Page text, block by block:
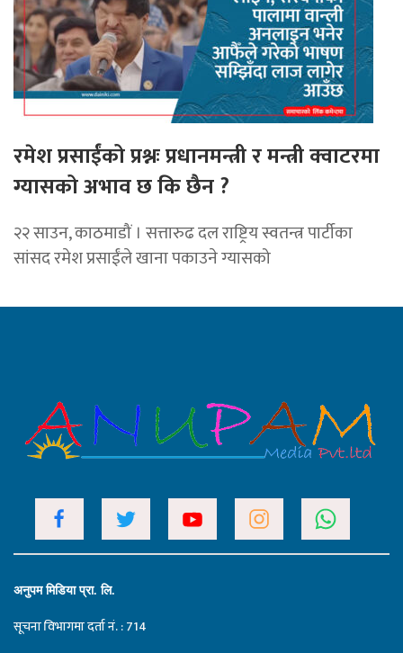
रमेश प्रसाईंको प्रश्नः प्रधानमन्त्री र मन्त्री क्वाटरमा
ग्यासको अभाव छ कि छैन ?
२२ साउन, काठमाडौं । सत्तारुढ दल राष्ट्रिय स्वतन्त्र पार्टीका
सांसद रमेश प्रसाईंले खाना पकाउने ग्यासको
अनुपम मिडिया प्रा. लि.
सूचना विभागमा दर्ता नं. : 714